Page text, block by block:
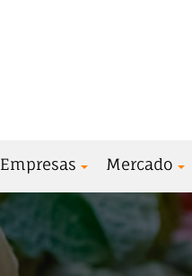
Empresas Mercado